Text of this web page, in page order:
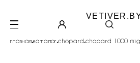
главная.каталог.chopard.chopard 1000